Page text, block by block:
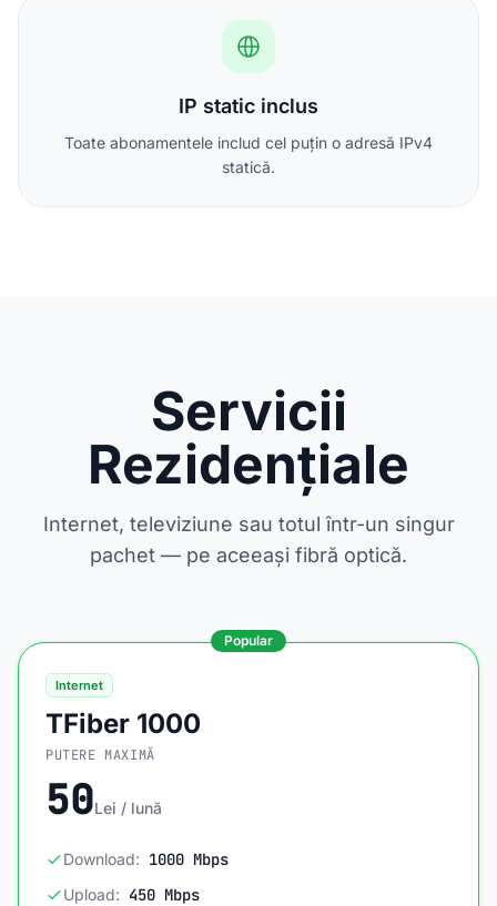
IP static inclus
Toate abonamentele includ cel puțin o adresă IPv4
statică.
Servicii
Rezidențiale
Internet, televiziune sau totul într-un singur
pachet — pe aceeași fibră optică.
Popular
Internet
TFiber 1000
PUTERE MAXIMĂ
50Lei / lună
Download: 1000 Mbps
Upload: 450 Mbps